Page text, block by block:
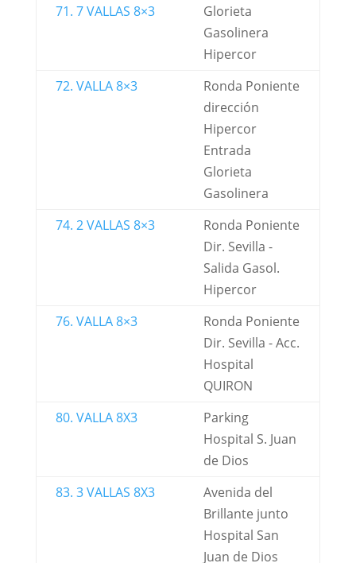
71. 7 VALLAS 8×3
Glorieta
Gasolinera
Hipercor
72. VALLA 8×3
Ronda Poniente
dirección
Hipercor
Entrada
Glorieta
Gasolinera
74. 2 VALLAS 8×3
Ronda Poniente
Dir. Sevilla -
Salida Gasol.
Hipercor
76. VALLA 8×3
Ronda Poniente
Dir. Sevilla - Acc.
Hospital
QUIRON
80. VALLA 8X3
Parking
Hospital S. Juan
de Dios
83. 3 VALLAS 8X3
Avenida del
Brillante junto
Hospital San
Juan de Dios